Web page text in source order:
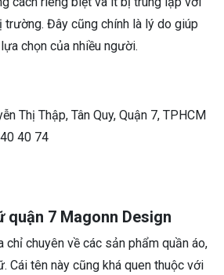
trường. Đây cũng chính là lý do giúp
chọn của nhiều người.
Thị Thập, Tân Quy, Quận 7, TPHCM
40 74
quận 7 Magonn Design
chỉ chuyên về các sản phẩm quần áo,
Cái tên này cũng khá quen thuộc với